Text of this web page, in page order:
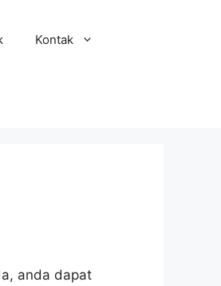
Kontak
anda dapat